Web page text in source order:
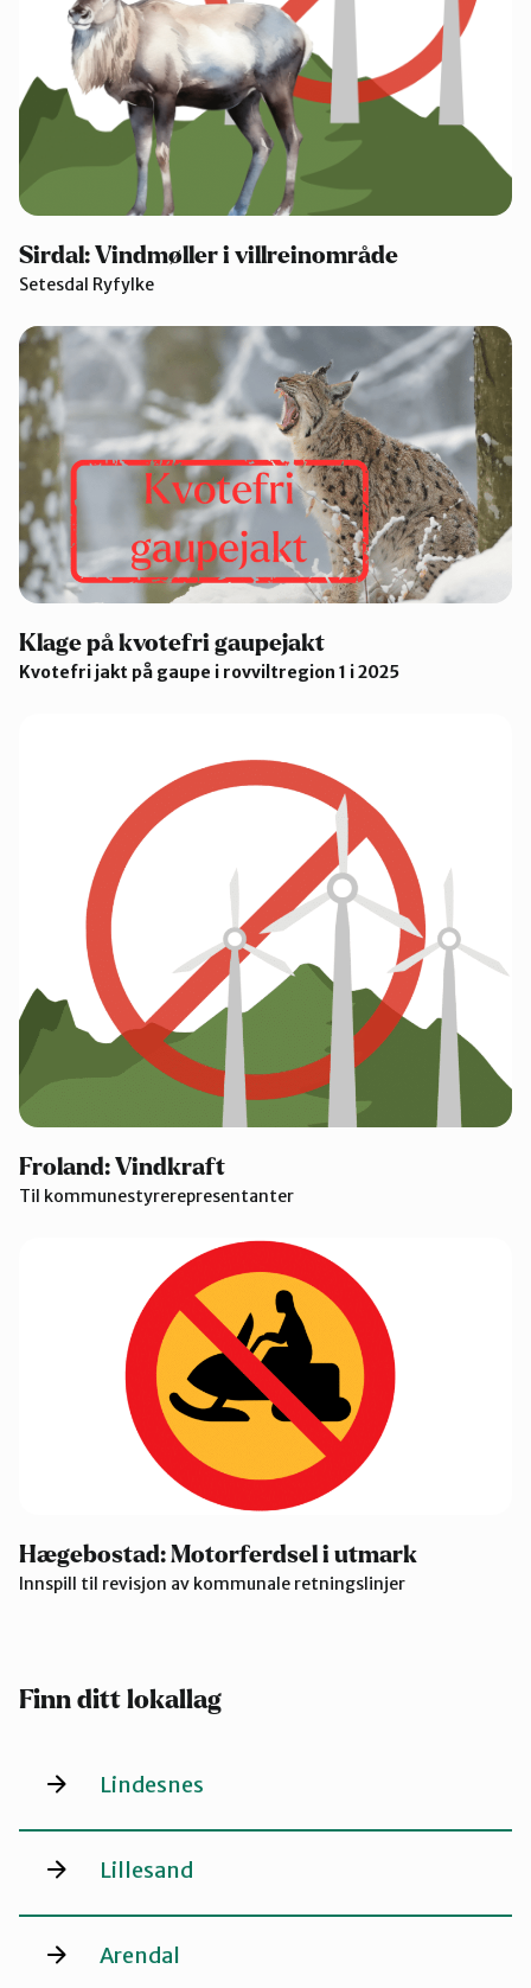
Sirdal: Vindmøller i villreinområde
Setesdal Ryfylke
Klage på kvotefri gaupejakt
Kvotefri jakt på gaupe i rovviltregion 1 i 2025
Froland: Vindkraft
Til kommunestyrerepresentanter
Hægebostad: Motorferdsel i utmark
Innspill til revisjon av kommunale retningslinjer
Finn ditt lokallag
Lindesnes
Lillesand
Arendal